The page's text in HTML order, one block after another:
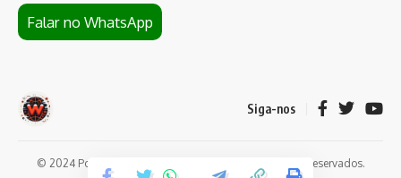
Falar no WhatsApp
Siga-nos
© 2024 Portal de notícias Web Flush. Todos os direitos reservados.